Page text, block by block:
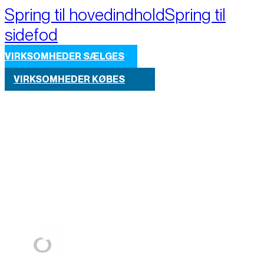
Spring til hovedindholdSpring til
sidefod
VIRKSOMHEDER SÆLGES
VIRKSOMHEDER KØBES